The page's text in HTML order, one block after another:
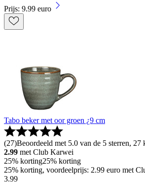
Prijs: 9.99 euro
Tabo beker met oor groen ¿9 cm
(27)Beoordeeld met 5.0 van de 5 sterren, 27
2.99 met Club Karwei
25% korting25% korting
25% korting, voordeelprijs: 2.99 euro met
3.99